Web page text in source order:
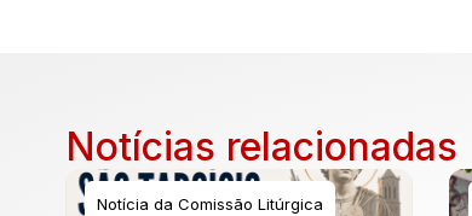
Notícias relacionadas
Notícia da Comissão Litúrgica